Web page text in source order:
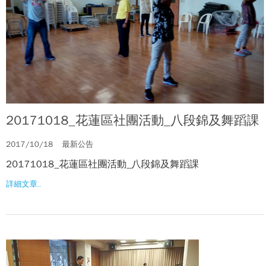
20171018_花蓮區社團活動_八段錦及舞蹈課
2017/10/18 最新公告
20171018_花蓮區社團活動_八段錦及舞蹈課
詳細文章..